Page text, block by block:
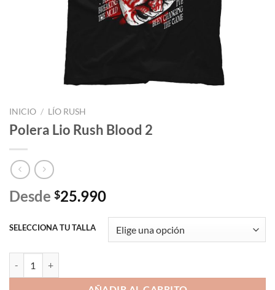
INICIO / LÍO RUSH
Polera Lio Rush Blood 2
Desde $25.990
SELECCIONA TU TALLA